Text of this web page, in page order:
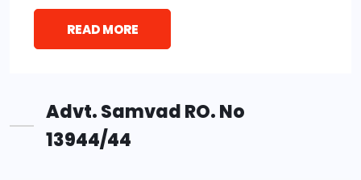
READ MORE
Advt. Samvad RO. No
13944/44